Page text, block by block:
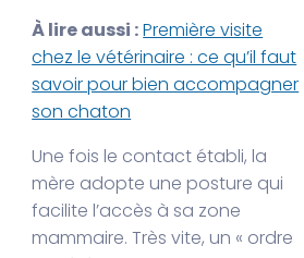
À lire aussi :Première visite
chez le vétérinaire : ce qu’il faut
savoir pour bien accompagner
son chaton
Une fois le contact établi, la
mère adopte une posture qui
facilite l’accès à sa zone
mammaire. Très vite, un « ordre